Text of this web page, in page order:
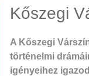
Kőszegi
A Kőszegi
történelmi
igényeihez